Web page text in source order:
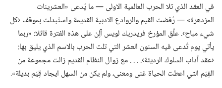
في العقد الذي تلا الحرب العالمية الاولى —‏ ما يُدعى «العشرينات
المزدهرة» —‏ رُفضت القيم والروادع الادبية القديمة واستُبدلت بموقف ‹كل
شيء مباح›.‏ علَّق المؤرخ فريدريك لويس آلِن على هذه الفترة قائلا:‏ «ربما
يأتي يوم تُدعى فيه السنون العشر التي تلت الحرب بالاسم الذي يليق بها:‏
‹عقد آداب السلوك الرديئة›.‏ .‏ .‏ .‏ مع زوال النظام القديم زالت مجموعة من
القِيَم التي اعطت الحياة غنى ومعنى،‏ ولم يكن من السهل ايجاد قِيَم بديلة».‏